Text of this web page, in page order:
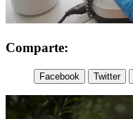
Comparte:
Facebook Twitter